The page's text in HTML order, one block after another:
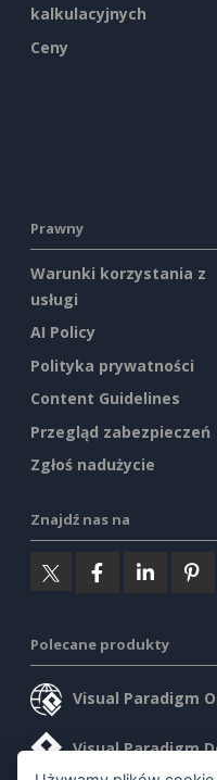
kalkulacyjnych
Ceny
Prawny
Warunki korzystania z
usługi
AI Policy
Polityka prywatności
Content Guidelines
Przegląd zabezpieczeń
Zgłoś nadużycie
Znajdź nas na
Polecane produkty
Visual Paradigm
Visual Paradigm